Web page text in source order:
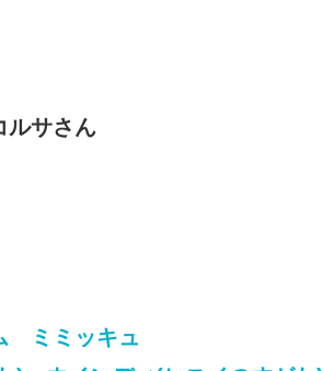
ルサさん
ミミッキュ